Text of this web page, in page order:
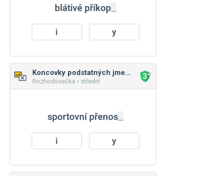
Koncovky podstatných jmen: mužský rod
Rozhodovačka • střední